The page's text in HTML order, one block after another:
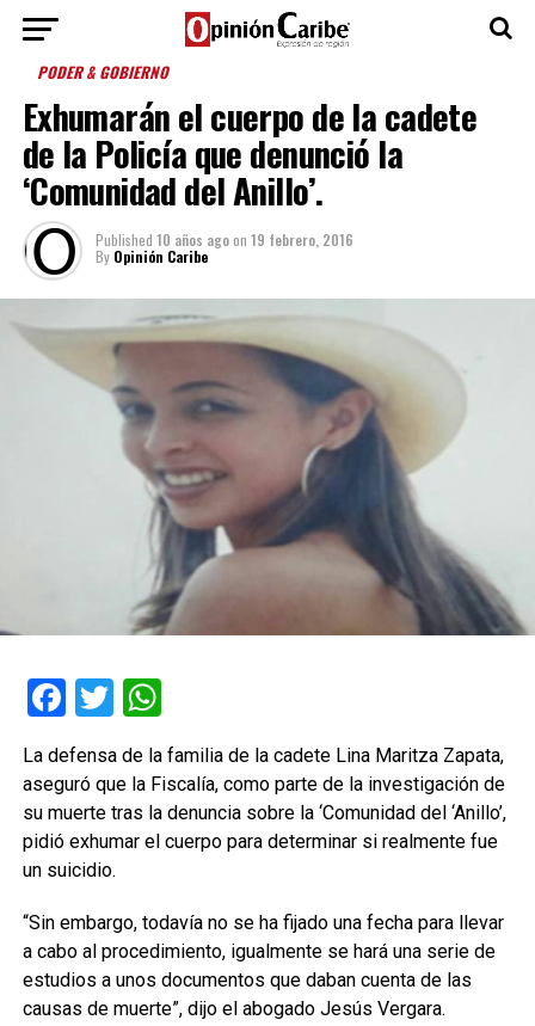
PODER & GOBIERNO
Exhumarán el cuerpo de la cadete
de la Policía que denunció la
‘Comunidad del Anillo’.
Published 10 años agoon 19 febrero, 2016
By Opinión Caribe
Facebook
TwitterWhatsApp
La defensa de la familia de la cadete Lina Maritza Zapata,
aseguró que la Fiscalía, como parte de la investigación de
su muerte tras la denuncia sobre la ‘Comunidad del ‘Anillo’,
pidió exhumar el cuerpo para determinar si realmente fue
un suicidio.
“Sin embargo, todavía no se ha fijado una fecha para llevar
a cabo al procedimiento, igualmente se hará una serie de
estudios a unos documentos que daban cuenta de las
causas de muerte”, dijo el abogado Jesús Vergara.